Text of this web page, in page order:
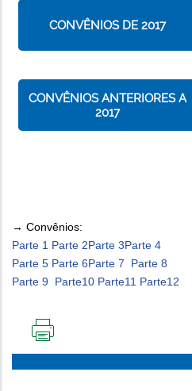
CONVÊNIOS DE 2017
CONVÊNIOS ANTERIORES A
2017
→ Convênios:
Parte 1 Parte 2Parte 3Parte 4
Parte 5 Parte 6Parte 7
Parte 8
Parte 9
Parte10 Parte11 Parte12
PÁGINA